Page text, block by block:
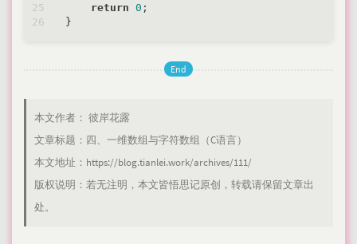
return 0 ;
End
本文作者： 彼岸花露
文章标题： 四、一维数组与字符数组（C语言）
本文地址： https://blog.tianlei.work/archives/111/
版权说明：若无注明，本文皆悟思记原创，转载请保留文章出
处。